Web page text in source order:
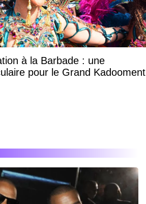
à la Barbade : une
pour le Grand Kadooment